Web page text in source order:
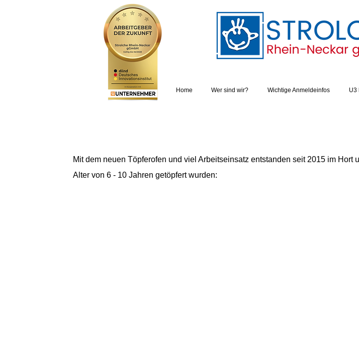
Home Wer sind wir? Wichtige Anmeldeinfos U3
Mit dem neuen Töpferofen und viel Arbeitseinsatz entstanden seit 2015 im
Alter von 6 - 10 Jahren getöpfert wurden: